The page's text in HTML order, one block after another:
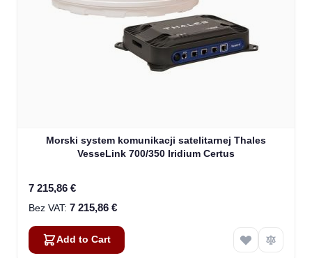
Morski system komunikacji satelitarnej Thales
VesseLink 700/350 Iridium Certus
7 215,86 €
7 215,86 €
Add to Cart